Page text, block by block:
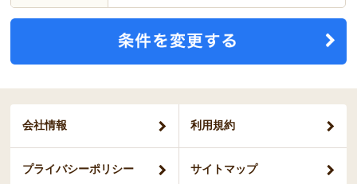
会社情報 利用規約
プライバシーポリシー サイトマップ